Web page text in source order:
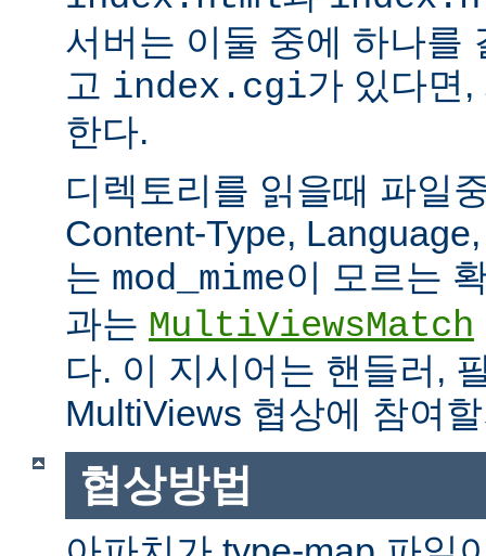
서버는 이둘 중에 하나를
고 index.cgi가 있다면
한다.
디렉토리를 읽을때 파일
Content-Type,
는 mod_mime이 모르는
과는 MultiViewsMatch
다. 이 지시어는 핸들러,
MultiViews 협상에 참여
협상방법